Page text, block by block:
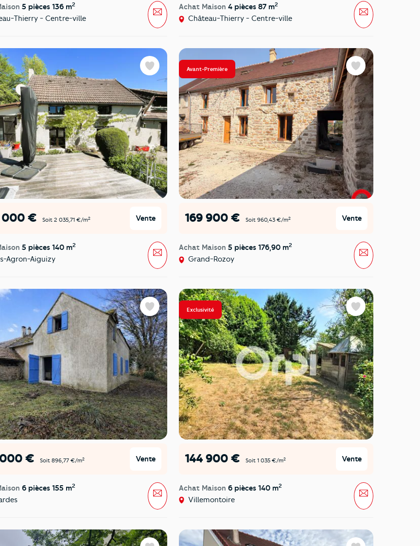
5 pièces 136 m2
Thierry - Centre-ville
MessageAchat Maison 4 pièces 87 m2
Château-Thierry - Centre-ville
Message
000 € Soit 2 035,71 €/m2 Vente
5 pièces 140 m2
Agron-Aiguizy
Favoris
Message
Avant-Première
169 900 € Soit 960,43 €/m2 Vente
Achat Maison 5 pièces 176,90 m2
Grand-Rozoy
Favoris
Message
000 € Soit 896,77 €/m2 Vente
6 pièces 155 m2
Favoris
Message
Exclusivité
144 900 € Soit 1 035 €/m2 Vente
Achat Maison 6 pièces 140 m2
Villemontoire
Favoris
Message